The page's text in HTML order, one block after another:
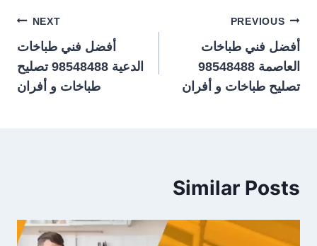
تصفّح
المقالات
PREVIOUS
أفضل فني طباخات
العاصمة 98548488
تصليح طباخات و أفران
NEXT
أفضل فني طباخات
الدعية 98548488 تصليح
طباخات و أفران
Similar Posts